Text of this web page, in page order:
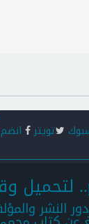
تويتر
النشر